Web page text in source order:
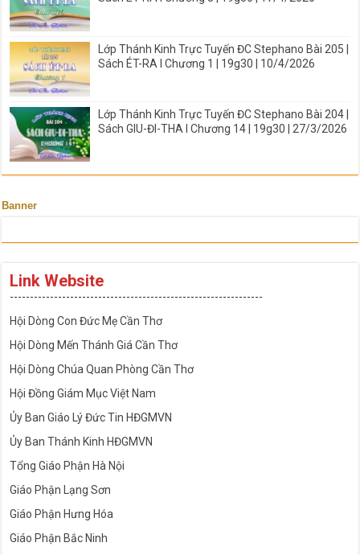
Lớp Thánh Kinh Trực Tuyến ĐC Stephano Bài 205 |
Sách ÉT-RA I Chương 1 | 19g30 | 10/4/2026
Lớp Thánh Kinh Trực Tuyến ĐC Stephano Bài 204 |
Sách GIU-ĐI-THA I Chương 14 | 19g30 | 27/3/2026
Banner
Link Website
---------------------------------------------------------------
Hội Dòng Con Đức Mẹ Cần Thơ
Hội Dòng Mến Thánh Giá Cần Thơ
Hội Dòng Chúa Quan Phòng Cần Thơ
Hội Đồng Giám Mục Việt Nam
Ủy Ban Giáo Lý Đức Tin HĐGMVN
Ủy Ban Thánh Kinh HĐGMVN
Tổng Giáo Phận Hà Nội
Giáo Phận Lạng Sơn
Giáo Phận Hưng Hóa
Giáo Phận Bắc Ninh